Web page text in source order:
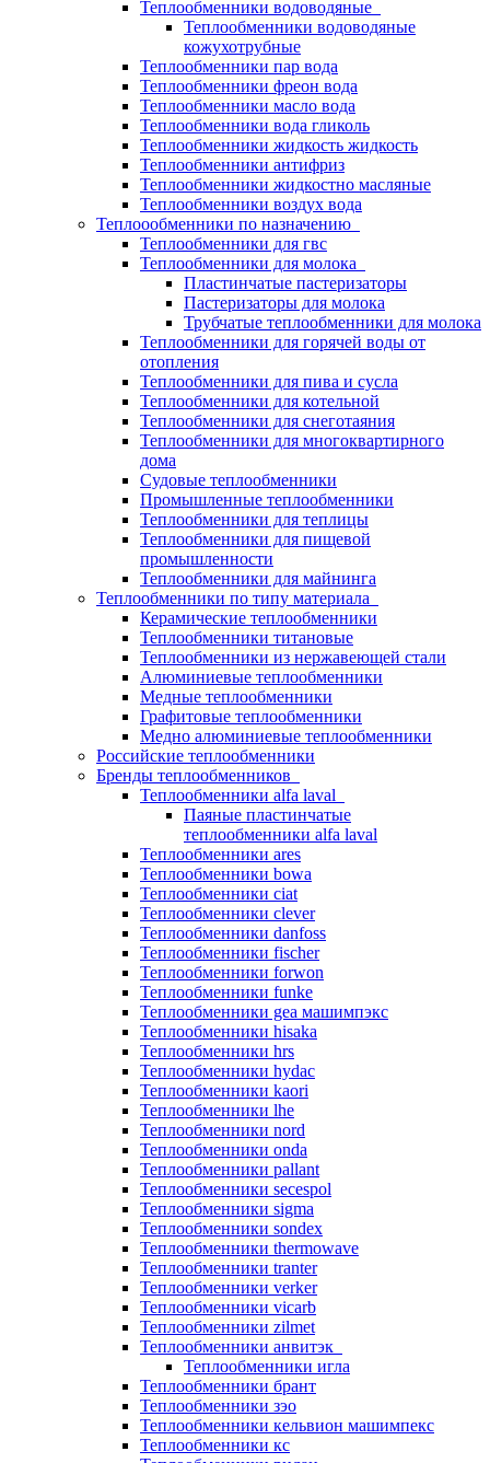
Теплообменники водоводяные
Теплообменники водоводяные
кожухотрубные
Теплообменники пар вода
Теплообменники фреон вода
Теплообменники масло вода
Теплообменники вода гликоль
Теплообменники жидкость жидкость
Теплообменники антифриз
Теплообменники жидкостно масляные
Теплообменники воздух вода
Теплоообменники по назначению
Теплообменники для гвс
Теплообменники для молока
Пластинчатые пастеризаторы
Пастеризаторы для молока
Трубчатые теплообменники для молока
Теплообменники для горячей воды от
отопления
Теплообменники для пива и сусла
Теплообменники для котельной
Теплообменники для снеготаяния
Теплообменники для многоквартирного
дома
Судовые теплообменники
Промышленные теплообменники
Теплообменники для теплицы
Теплообменники для пищевой
промышленности
Теплообменники для майнинга
Теплообменники по типу материала
Керамические теплообменники
Теплообменники титановые
Теплообменники из нержавеющей стали
Алюминиевые теплообменники
Медные теплообменники
Графитовые теплообменники
Медно алюминиевые теплообменники
Российские теплообменники
Бренды теплообменников
Теплообменники alfa laval
Паяные пластинчатые
теплообменники alfa laval
Теплообменники ares
Теплообменники bowa
Теплообменники ciat
Теплообменники clever
Теплообменники danfoss
Теплообменники fischer
Теплообменники forwon
Теплообменники funke
Теплообменники gea машимпэкс
Теплообменники hisaka
Теплообменники hrs
Теплообменники hydac
Теплообменники kaori
Теплообменники lhe
Теплообменники nord
Теплообменники onda
Теплообменники pallant
Теплообменники secespol
Теплообменники sigma
Теплообменники sondex
Теплообменники thermowave
Теплообменники tranter
Теплообменники verker
Теплообменники vicarb
Теплообменники zilmet
Теплообменники анвитэк
Теплообменники игла
Теплообменники брант
Теплообменники зэо
Теплообменники кельвион машимпекс
Теплообменники кс